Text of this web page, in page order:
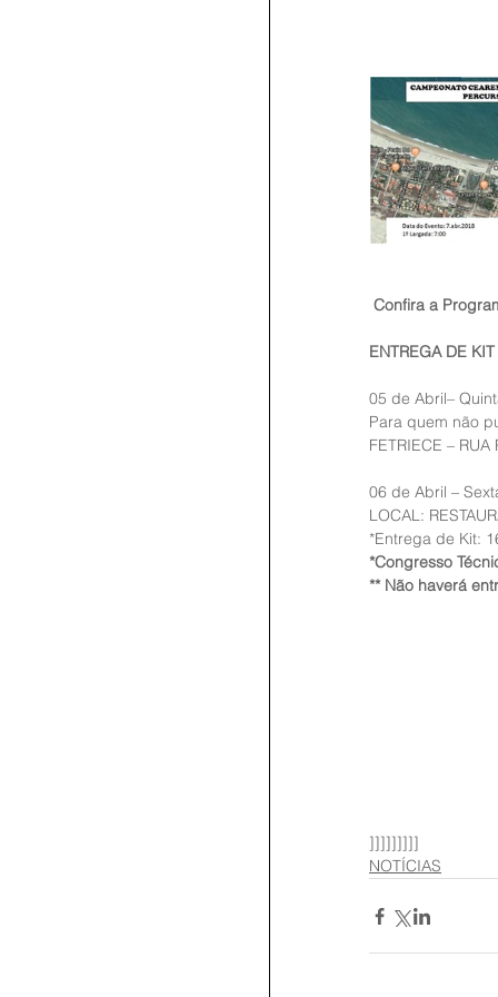
Confira a
ENTREGA DE KIT
05 de Abril–
Para quem não
FETRIECE –
06 de Abril –
LOCAL:
*Entrega de Kit:
*Congresso
** Não haverá
]]]]]]]]]
NOTÍCIAS